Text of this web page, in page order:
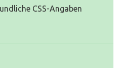
CSS-Angaben